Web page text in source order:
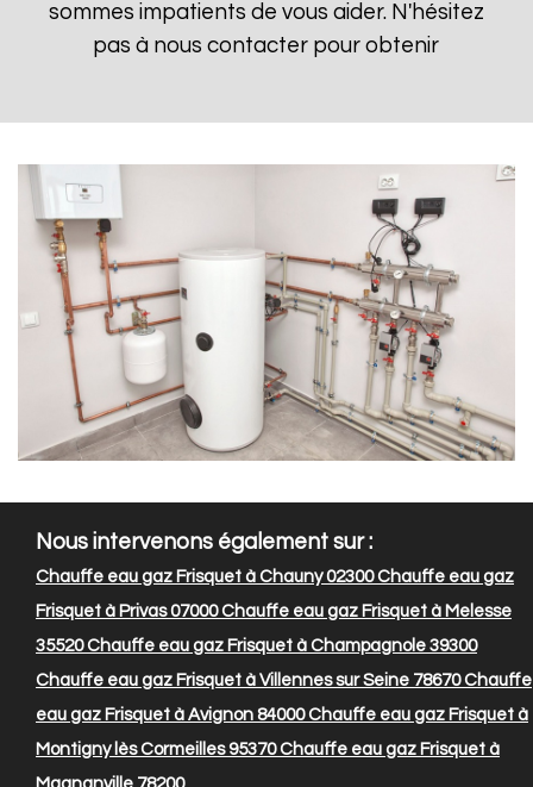
sommes impatients de vous aider. N'hésitez
pas à nous contacter pour obtenir
Nous intervenons également sur :
Chauffe eau gaz Frisquet à Chauny 02300Chauffe eau gaz
Frisquet à Privas 07000Chauffe eau gaz Frisquet à Melesse
35520Chauffe eau gaz Frisquet à Champagnole 39300
Chauffe eau gaz Frisquet à Villennes sur Seine 78670Chauffe
eau gaz Frisquet à Avignon 84000Chauffe eau gaz Frisquet à
Montigny lès Cormeilles 95370Chauffe eau gaz Frisquet à